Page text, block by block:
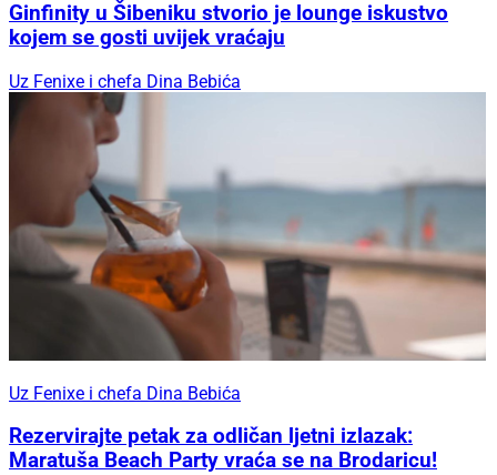
Ginfinity u Šibeniku stvorio je lounge iskustvo
kojem se gosti uvijek vraćaju
Uz Fenixe i chefa Dina Bebića
Uz Fenixe i chefa Dina Bebića
Rezervirajte petak za odličan ljetni izlazak:
Maratuša Beach Party vraća se na Brodaricu!